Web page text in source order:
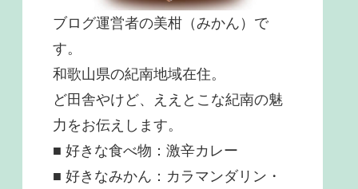
ブログ運営者の美柑（みかん）で
す。
和歌山県の紀南地域在住。
ど田舎やけど、ええとこな紀南の魅
力をお伝えします。
■ 好きな食べ物：激辛カレー
■ 好きなみかん：カラマンダリン・